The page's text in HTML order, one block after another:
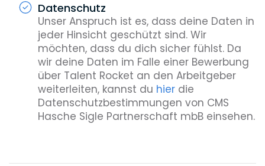
Datenschutz
Unser Anspruch ist es, dass deine Daten in
jeder Hinsicht geschützt sind. Wir
möchten, dass du dich sicher fühlst. Da
wir deine Daten im Falle einer Bewerbung
über Talent Rocket an den Arbeitgeber
weiterleiten, kannst du hierdie
Datenschutzbestimmungen von CMS
Hasche Sigle Partnerschaft mbB einsehen.